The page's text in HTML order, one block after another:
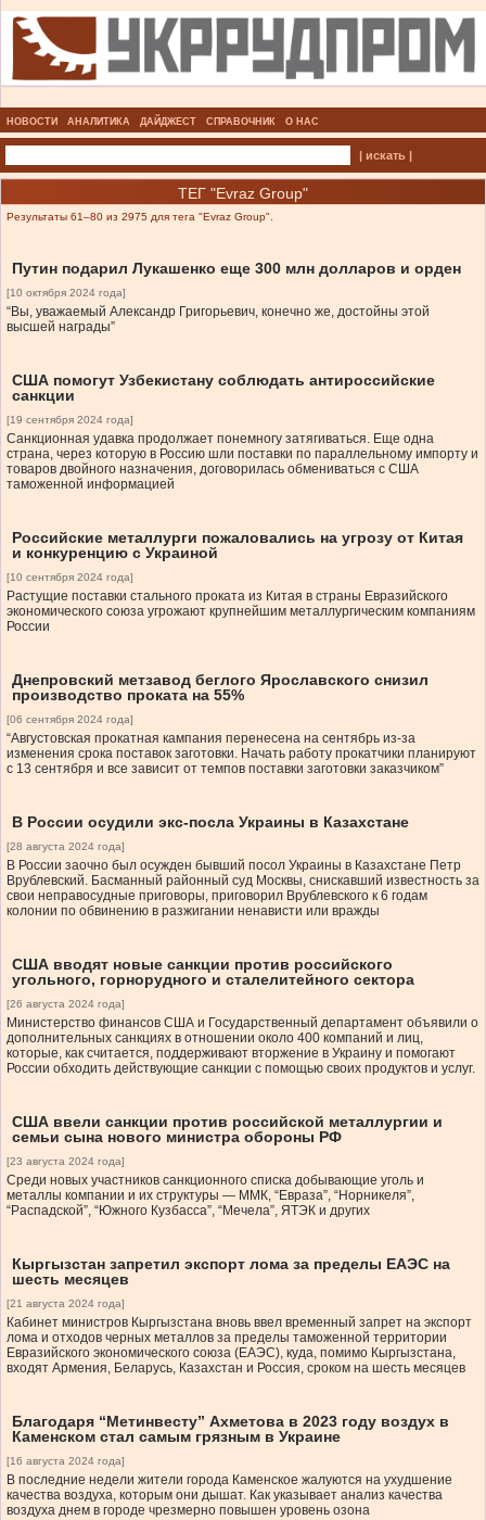
НОВОСТИ АНАЛИТИКА ДАЙДЖЕСТ СПРАВОЧНИК О НАС
| искать |
ТЕГ "Evraz Group"
Результаты 61–80 из 2975 для тега "Evraz Group".
Путин подарил Лукашенко еще 300 млн долларов и орден
[10 октября 2024 года]
“Вы, уважаемый Александр Григорьевич, конечно же, достойны этой
высшей награды”
США помогут Узбекистану соблюдать антироссийские
санкции
[19 сентября 2024 года]
Санкционная удавка продолжает понемногу затягиваться. Еще одна
страна, через которую в Россию шли поставки по параллельному импорту и
товаров двойного назначения, договорилась обмениваться с США
таможенной информацией
Российские металлурги пожаловались на угрозу от Китая
и конкуренцию с Украиной
[10 сентября 2024 года]
Растущие поставки стального проката из Китая в страны Евразийского
экономического союза угрожают крупнейшим металлургическим компаниям
России
Днепровский метзавод беглого Ярославского снизил
производство проката на 55%
[06 сентября 2024 года]
“Августовская прокатная кампания перенесена на сентябрь из-за
изменения срока поставок заготовки. Начать работу прокатчики планируют
с 13 сентября и все зависит от темпов поставки заготовки заказчиком”
В России осудили экс-посла Украины в Казахстане
[28 августа 2024 года]
В России заочно был осужден бывший посол Украины в Казахстане Петр
Врублевский. Басманный районный суд Москвы, снискавший известность за
свои неправосудные приговоры, приговорил Врублевского к 6 годам
колонии по обвинению в разжигании ненависти или вражды
США вводят новые санкции против российского
угольного, горнорудного и сталелитейного сектора
[26 августа 2024 года]
Министерство финансов США и Государственный департамент объявили о
дополнительных санкциях в отношении около 400 компаний и лиц,
которые, как считается, поддерживают вторжение в Украину и помогают
России обходить действующие санкции с помощью своих продуктов и услуг.
США ввели санкции против российской металлургии и
семьи сына нового министра обороны РФ
[23 августа 2024 года]
Среди новых участников санкционного списка добывающие уголь и
металлы компании и их структуры — ММК, “Евраза”, “Норникеля”,
“Распадской”, “Южного Кузбасса”, “Мечела”, ЯТЭК и других
Кыргызстан запретил экспорт лома за пределы ЕАЭС на
шесть месяцев
[21 августа 2024 года]
Кабинет министров Кыргызстана вновь ввел временный запрет на экспорт
лома и отходов черных металлов за пределы таможенной территории
Евразийского экономического союза (ЕАЭС), куда, помимо Кыргызстана,
входят Армения, Беларусь, Казахстан и Россия, сроком на шесть месяцев
Благодаря “Метинвесту” Ахметова в 2023 году воздух в
Каменском стал самым грязным в Украине
[16 августа 2024 года]
В последние недели жители города Каменское жалуются на ухудшение
качества воздуха, которым они дышат. Как указывает анализ качества
воздуха днем в городе чрезмерно повышен уровень озона